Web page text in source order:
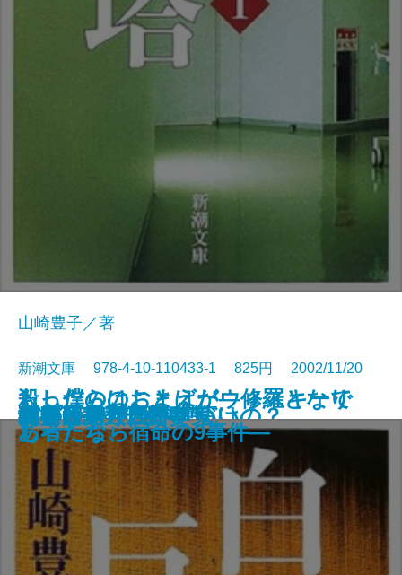
剣客商売七 隠れ簑
剣客商売八 狂乱
リヴァイアサン
行きつ戻りつ
黄泉がえり
この人と結婚していいの？
猫だましい
不安な童話
すみれの花の砂糖づけ
白い巨塔〔一〕
山崎豊子／著
新潮文庫 978-4-10-110433-1 825円 2002/11/20
白い巨塔〔二〕
白い巨塔〔三〕
白い巨塔〔四〕
白い巨塔〔五〕
剣客商売五 白い鬼
剣客商売六 新妻
もし僕らのことばがウィスキーで
あったなら
殺ったのはおまえだ―修羅となり
し者たち、宿命の9事件―
花探し
パプリカ